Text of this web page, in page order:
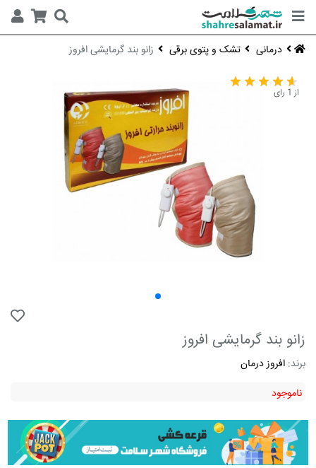
درمانی تشک و پتوی برقی زانو بند گرمایشی افروز
از 1 رای
زانو بند گرمایشی افروز
برند: افروز درمان
ناموجود